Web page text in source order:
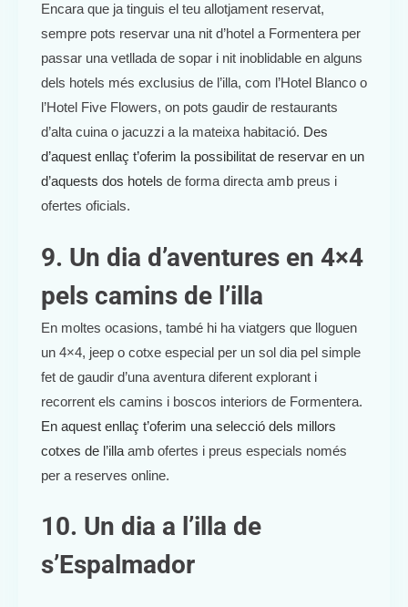
Encara que ja tinguis el teu allotjament reservat,
sempre pots reservar una nit d’hotel a Formentera per
passar una vetllada de sopar i nit inoblidable en alguns
dels hotels més exclusius de l’illa, com l’Hotel Blanco o
l’Hotel Five Flowers, on pots gaudir de restaurants
d’alta cuina o jacuzzi a la mateixa habitació. Des
d’aquest enllaç t’oferim la possibilitat de reservar en un
d’aquests dos hotels de forma directa amb preus i
ofertes oficials.
9. Un dia d’aventures en 4×4
pels camins de l’illa
En moltes ocasions, també hi ha viatgers que lloguen
un 4×4, jeep o cotxe especial per un sol dia pel simple
fet de gaudir d’una aventura diferent explorant i
recorrent els camins i boscos interiors de Formentera.
En aquest enllaç t’oferim una selecció dels millors
cotxes de l’illa amb ofertes i preus especials només
per a reserves online.
10. Un dia a l’illa de
s’Espalmador